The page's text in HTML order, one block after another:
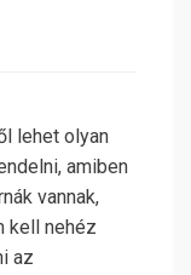
lehet olyan
amiben
vannak,
kell nehéz
az